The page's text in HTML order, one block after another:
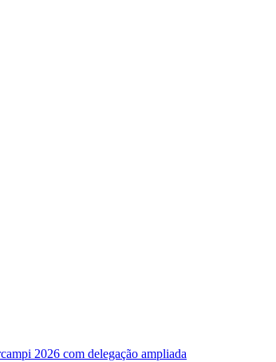
2026 com delegação ampliada